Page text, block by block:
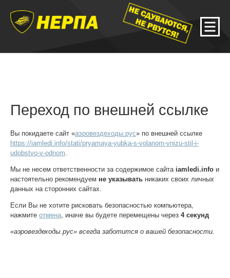
Переход по внешней ссылке
Вы покидаете сайт «аэровездеходы.рус» по внешней ссылке
https://iamledi.info/stati/pryamaya-yubka-s-volanom-vnizu-stil-i-
udobstvo-v-odnom
Мы не несем ответственности за содержимое сайта iamledi.info и
настоятельно рекомендуем не указывать никаких своих личных
данных на сторонних сайтах.
Если Вы не хотите рисковать безопасностью компьютера,
нажмите отмена , иначе вы будете перемещены через 4секунд
«аэровездеходы.рус» всегда заботится о вашей безопасности.